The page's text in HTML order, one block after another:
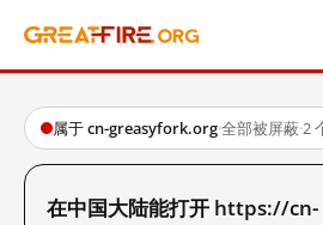
属于 cn-greasyfork.org·全部被屏蔽·2
在中国大陆能打开 https://cn-